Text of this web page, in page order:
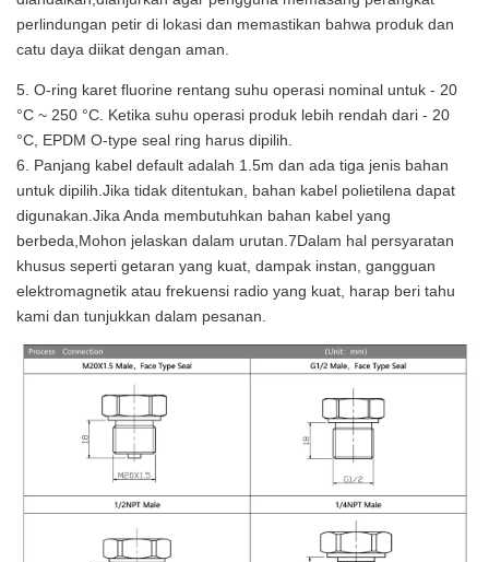
perlindungan petir di lokasi dan memastikan bahwa produk dan
catu daya diikat dengan aman.
5. O-ring karet fluorine rentang suhu operasi nominal untuk - 20
°C ~ 250 °C. Ketika suhu operasi produk lebih rendah dari - 20
°C, EPDM O-type seal ring harus dipilih.
6. Panjang kabel default adalah 1.5m dan ada tiga jenis bahan
untuk dipilih.Jika tidak ditentukan, bahan kabel polietilena dapat
digunakan.Jika Anda membutuhkan bahan kabel yang
berbeda,Mohon jelaskan dalam urutan.7Dalam hal persyaratan
khusus seperti getaran yang kuat, dampak instan, gangguan
elektromagnetik atau frekuensi radio yang kuat, harap beri tahu
kami dan tunjukkan dalam pesanan.